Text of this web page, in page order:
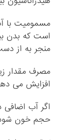
مسمومیت با
است که بدن
منجر به از
مصرف مقدار
افزایش می
اگر آب اضافی
حجم خون